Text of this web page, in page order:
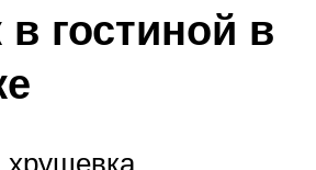
гостиной в
хрущевка